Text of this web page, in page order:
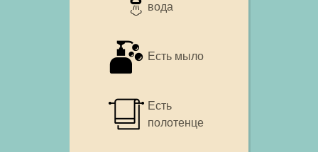
вода
Есть мыло
Есть
полотенце